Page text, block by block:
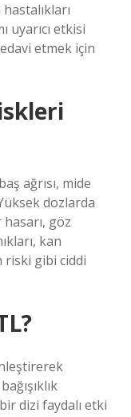
uyarıcı etkisi
etmek için
ağrısı, mide
dozlarda
hasarı, göz
kan
riski gibi ciddi
dizi faydalı etki